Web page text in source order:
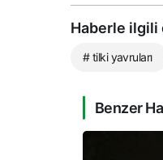
Haberle ilgili
# tilki yavruları
Benzer